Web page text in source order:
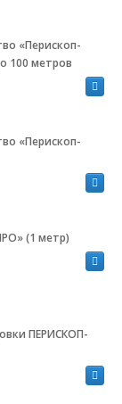
«Перископ-
100 метров
«Перископ-
(1 метр)
ПЕРИСКОП-